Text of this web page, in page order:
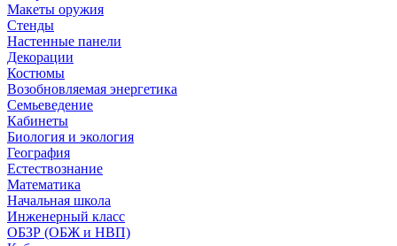
Макеты оружия
Стенды
Настенные панели
Декорации
Костюмы
Возобновляемая энергетика
Семьеведение
Кабинеты
Биология и экология
География
Естествознание
Математика
Начальная школа
Инженерный класс
ОБЗР (ОБЖ и НВП)